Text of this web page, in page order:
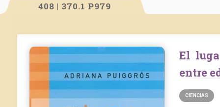
408 | 370.1 P979
El lugar del saber. Conflictos y alternativas
entre
CIENCIAS